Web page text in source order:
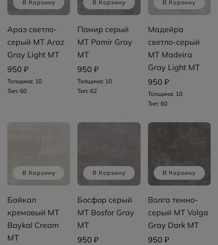
В Корзину
Араз светло-
серый MT Araz
Gray Light MT
950 ₽
Толщина: 10
Тип: 60
В Корзину
Памир серый
MT Pamir Gray
MT
950 ₽
Толщина: 10
Тип: 62
В Корзину
Мадейра
светло-серый
MT Madeira
Gray Light MT
950 ₽
Толщина: 10
Тип: 60
В Корзину
Байкал
кремовый MT
Baykal Cream
MT
В Корзину
Босфор серый
MT Bosfor Gray
MT
950 ₽
В Корзину
Волга темно-
серый MT Volga
Gray Dark MT
950 ₽